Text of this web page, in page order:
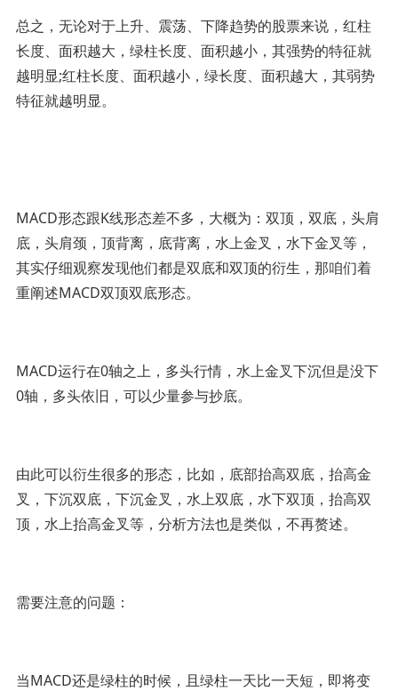
总之，无论对于上升、震荡、下降趋势的股票来说，红柱
长度、面积越大，绿柱长度、面积越小，其强势的特征就
越明显;红柱长度、面积越小，绿长度、面积越大，其弱势
特征就越明显。
MACD形态跟K线形态差不多，大概为：双顶，双底，头肩
底，头肩颈，顶背离，底背离，水上金叉，水下金叉等，
其实仔细观察发现他们都是双底和双顶的衍生，那咱们着
重阐述MACD双顶双底形态。
MACD运行在0轴之上，多头行情，水上金叉下沉但是没下
0轴，多头依旧，可以少量参与抄底。
由此可以衍生很多的形态，比如，底部抬高双底，抬高金
叉，下沉双底，下沉金叉，水上双底，水下双顶，抬高双
顶，水上抬高金叉等，分析方法也是类似，不再赘述。
需要注意的问题：
当MACD还是绿柱的时候，且绿柱一天比一天短，即将变